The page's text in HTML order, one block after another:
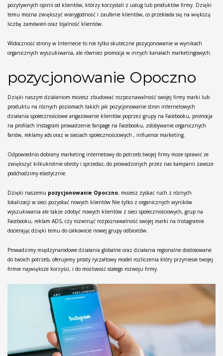
pozytywnych opinii od klientów, którzy korzystali z usług lub produktów firmy. Dzięki
temu można zwiększyć wiarygodność i zaufanie klientów, co przekłada się na większą
liczbę zamówień oraz lojalność klientów.
Widoczność strony w Internecie to nie tylko skuteczne pozycjonowanie w wynikach
organicznych wyszukiwania, ale również promocja w innych kanałach marketingowych.
pozycjonowanie Opoczno
Dzięki naszym działaniom możesz zbudować rozpoznawalność swojej firmy marki lub
produktu na różnych poziomach takich jak pozycjonowanie stron internetowych
działania społecznościowe angażowanie klientów poprzez grupy na Facebooku, promocja
na profilach Instagram prowadzenie fanpage na Facebooku, zdobywanie organicznych
fanów, reklamy ads oraz w sieciach społecznościowych , influence marketing.
Odpowiednio dobrany marketing internetowy do potrzeb twojej firmy może sprawić że
zwiększyć kilkukrotnie obroty i sprzedaż, do prowadzonych przez nas kampanii zawsze
podchodzimy elastycznie.
Dzięki naszemu pozycjonowanie Opoczno, możesz zyskać ruch z różnych
lokalizacji w sieci pozyskać nowych klientów Nie tylko z organicznych wyników
wyszukiwania ale także zdobyć nowych klientów z sieci społecznościowych, grup na
Facebooku, reklam ADS, czy rozwinąć rozpoznawalność swojej marki na Instagramie
docierając dzięki temu do całkowicie nowej grupy odbiorców.
Prowadzimy międzynarodowe działania globalne oraz działania regionalne dostosowane
do twoich potrzeb, oferujemy prosty ryczałtowy model rozliczenia który przyniesie twojej
firmie największe korzyści, i do możliwość stałego rozwoju firmy.